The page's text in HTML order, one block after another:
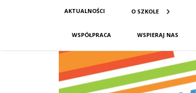
AKTUALNOŚCI O SZKOLE
WSPÓŁPRACA WSPIERAJ NAS